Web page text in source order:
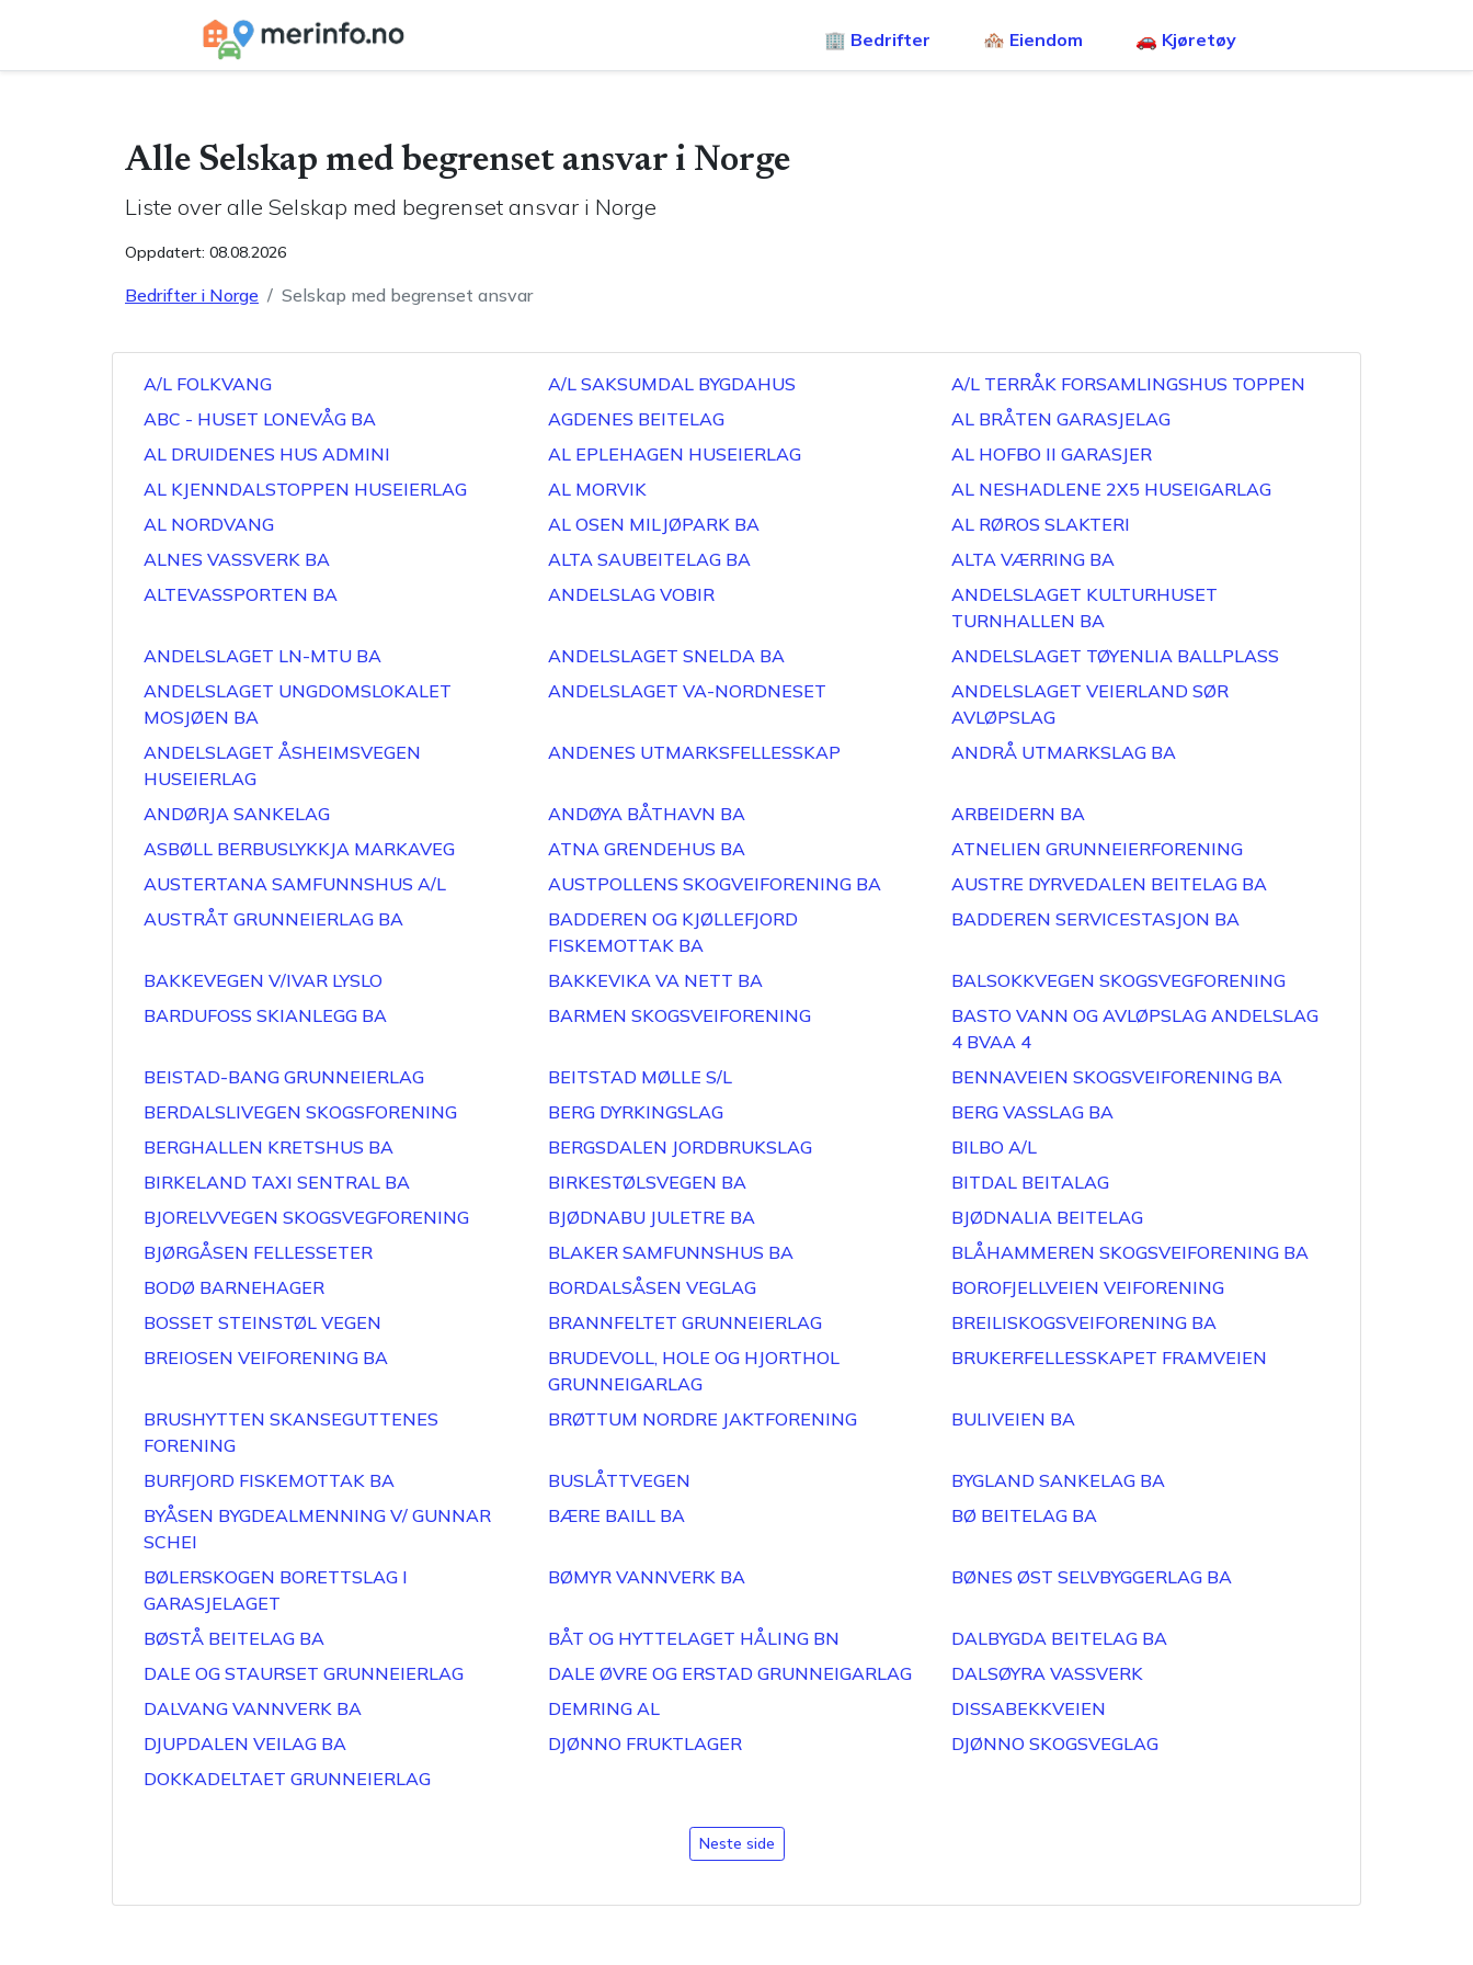
🏢 Bedrifter 🏘️ Eiendom 🚗 Kjøretøy
Alle Selskap med begrenset ansvar i Norge
Liste over alle Selskap med begrenset ansvar i Norge
Oppdatert: 08.08.2026
Bedrifter i Norge Selskap med begrenset ansvar
A/L FOLKVANG A/L SAKSUMDAL BYGDAHUS
A/L TERRÅK FORSAMLINGSHUS TOPPEN
ABC - HUSET LONEVÅG BA
AGDENES BEITELAG
AL BRÅTEN GARASJELAG
AL DRUIDENES HUS ADMINI
AL EPLEHAGEN HUSEIERLAG
AL HOFBO II GARASJER
AL KJENNDALSTOPPEN HUSEIERLAG
AL MORVIK
AL NESHADLENE 2X5 HUSEIGARLAG
AL NORDVANG
AL OSEN MILJØPARK BA
AL RØROS SLAKTERI
ALNES VASSVERK BA
ALTA SAUBEITELAG BA
ALTA VÆRRING BA
ALTEVASSPORTEN BA
ANDELSLAG VOBIR
ANDELSLAGET KULTURHUSET
TURNHALLEN BA
ANDELSLAGET LN-MTU BA
ANDELSLAGET SNELDA BA
ANDELSLAGET TØYENLIA BALLPLASS
ANDELSLAGET UNGDOMSLOKALET
MOSJØEN BA
ANDELSLAGET VA-NORDNESET
ANDELSLAGET VEIERLAND SØR
AVLØPSLAG
ANDELSLAGET ÅSHEIMSVEGEN
HUSEIERLAG
ANDENES UTMARKSFELLESSKAP ANDRÅ UTMARKSLAG BA
ANDØRJA SANKELAG ANDØYA BÅTHAVN BA
ARBEIDERN BA
ASBØLL BERBUSLYKKJA MARKAVEG
ATNA GRENDEHUS BA
ATNELIEN GRUNNEIERFORENING
AUSTERTANA SAMFUNNSHUS A/L
AUSTPOLLENS SKOGVEIFORENING BA
AUSTRE DYRVEDALEN BEITELAG BA
AUSTRÅT GRUNNEIERLAG BA
BADDEREN OG KJØLLEFJORD
FISKEMOTTAK BA
BADDEREN SERVICESTASJON BA
BAKKEVEGEN V/IVAR LYSLO BAKKEVIKA VA NETT BA
BALSOKKVEGEN SKOGSVEGFORENING
BARDUFOSS SKIANLEGG BA
BARMEN SKOGSVEIFORENING
BASTO VANN OG AVLØPSLAG ANDELSLAG
4 BVAA 4
BEISTAD-BANG GRUNNEIERLAG
BEITSTAD MØLLE S/L
BENNAVEIEN SKOGSVEIFORENING BA
BERDALSLIVEGEN SKOGSFORENING
BERG DYRKINGSLAG
BERG VASSLAG BA
BERGHALLEN KRETSHUS BA
BERGSDALEN JORDBRUKSLAG
BILBO A/L
BIRKELAND TAXI SENTRAL BA
BIRKESTØLSVEGEN BA
BITDAL BEITALAG
BJORELVVEGEN SKOGSVEGFORENING
BJØDNABU JULETRE BA
BJØDNALIA BEITELAG
BJØRGÅSEN FELLESSETER
BLAKER SAMFUNNSHUS BA
BLÅHAMMEREN SKOGSVEIFORENING BA
BODØ BARNEHAGER
BORDALSÅSEN VEGLAG
BOROFJELLVEIEN VEIFORENING
BOSSET STEINSTØL VEGEN
BRANNFELTET GRUNNEIERLAG
BREILISKOGSVEIFORENING BA
BREIOSEN VEIFORENING BA
BRUDEVOLL, HOLE OG HJORTHOL
GRUNNEIGARLAG
BRUKERFELLESSKAPET FRAMVEIEN
BRUSHYTTEN SKANSEGUTTENES
FORENING
BRØTTUM NORDRE JAKTFORENING BULIVEIEN BA
BURFJORD FISKEMOTTAK BA BUSLÅTTVEGEN
BYGLAND SANKELAG BA
BYÅSEN BYGDEALMENNING V/ GUNNAR
SCHEI
BÆRE BAILL BA BØ BEITELAG BA
BØLERSKOGEN BORETTSLAG I
GARASJELAGET
BØMYR VANNVERK BA BØNES ØST SELVBYGGERLAG BA
BØSTÅ BEITELAG BA BÅT OG HYTTELAGET HÅLING BN
DALBYGDA BEITELAG BA
DALE OG STAURSET GRUNNEIERLAG
DALE ØVRE OG ERSTAD GRUNNEIGARLAG
DALSØYRA VASSVERK
DALVANG VANNVERK BA
DEMRING AL
DISSABEKKVEIEN
DJUPDALEN VEILAG BA
DJØNNO FRUKTLAGER
DJØNNO SKOGSVEGLAG
DOKKADELTAET GRUNNEIERLAG
Neste side